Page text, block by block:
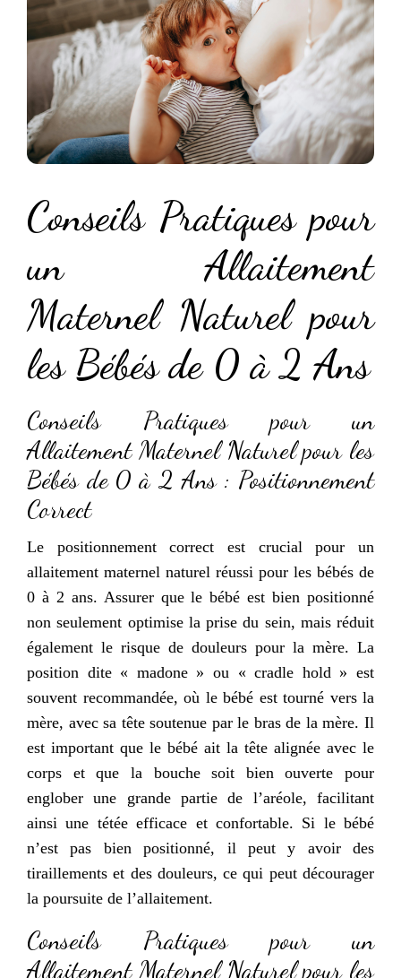
Conseils Pratiques pour
un Allaitement
Maternel Naturel pour
les Bébés de 0 à 2 Ans
Conseils Pratiques pour un
Allaitement Maternel Naturel pour les
Bébés de 0 à 2 Ans : Positionnement
Correct
Le positionnement correct est crucial pour un
allaitement maternel naturel réussi pour les bébés de
0 à 2 ans. Assurer que le bébé est bien positionné
non seulement optimise la prise du sein, mais réduit
également le risque de douleurs pour la mère. La
position dite « madone » ou « cradle hold » est
souvent recommandée, où le bébé est tourné vers la
mère, avec sa tête soutenue par le bras de la mère. Il
est important que le bébé ait la tête alignée avec le
corps et que la bouche soit bien ouverte pour
englober une grande partie de l’aréole, facilitant
ainsi une tétée efficace et confortable. Si le bébé
n’est pas bien positionné, il peut y avoir des
tiraillements et des douleurs, ce qui peut décourager
la poursuite de l’allaitement.
Conseils Pratiques pour un
Allaitement Maternel Naturel pour les